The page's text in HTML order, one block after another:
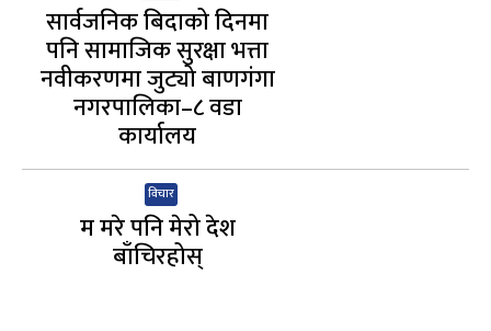
सार्वजनिक बिदाको दिनमा
पनि सामाजिक सुरक्षा भत्ता
नवीकरणमा जुट्यो बाणगंगा
नगरपालिका–८ वडा
कार्यालय
विचार
म मरे पनि मेरो देश
बाँचिरहोस्